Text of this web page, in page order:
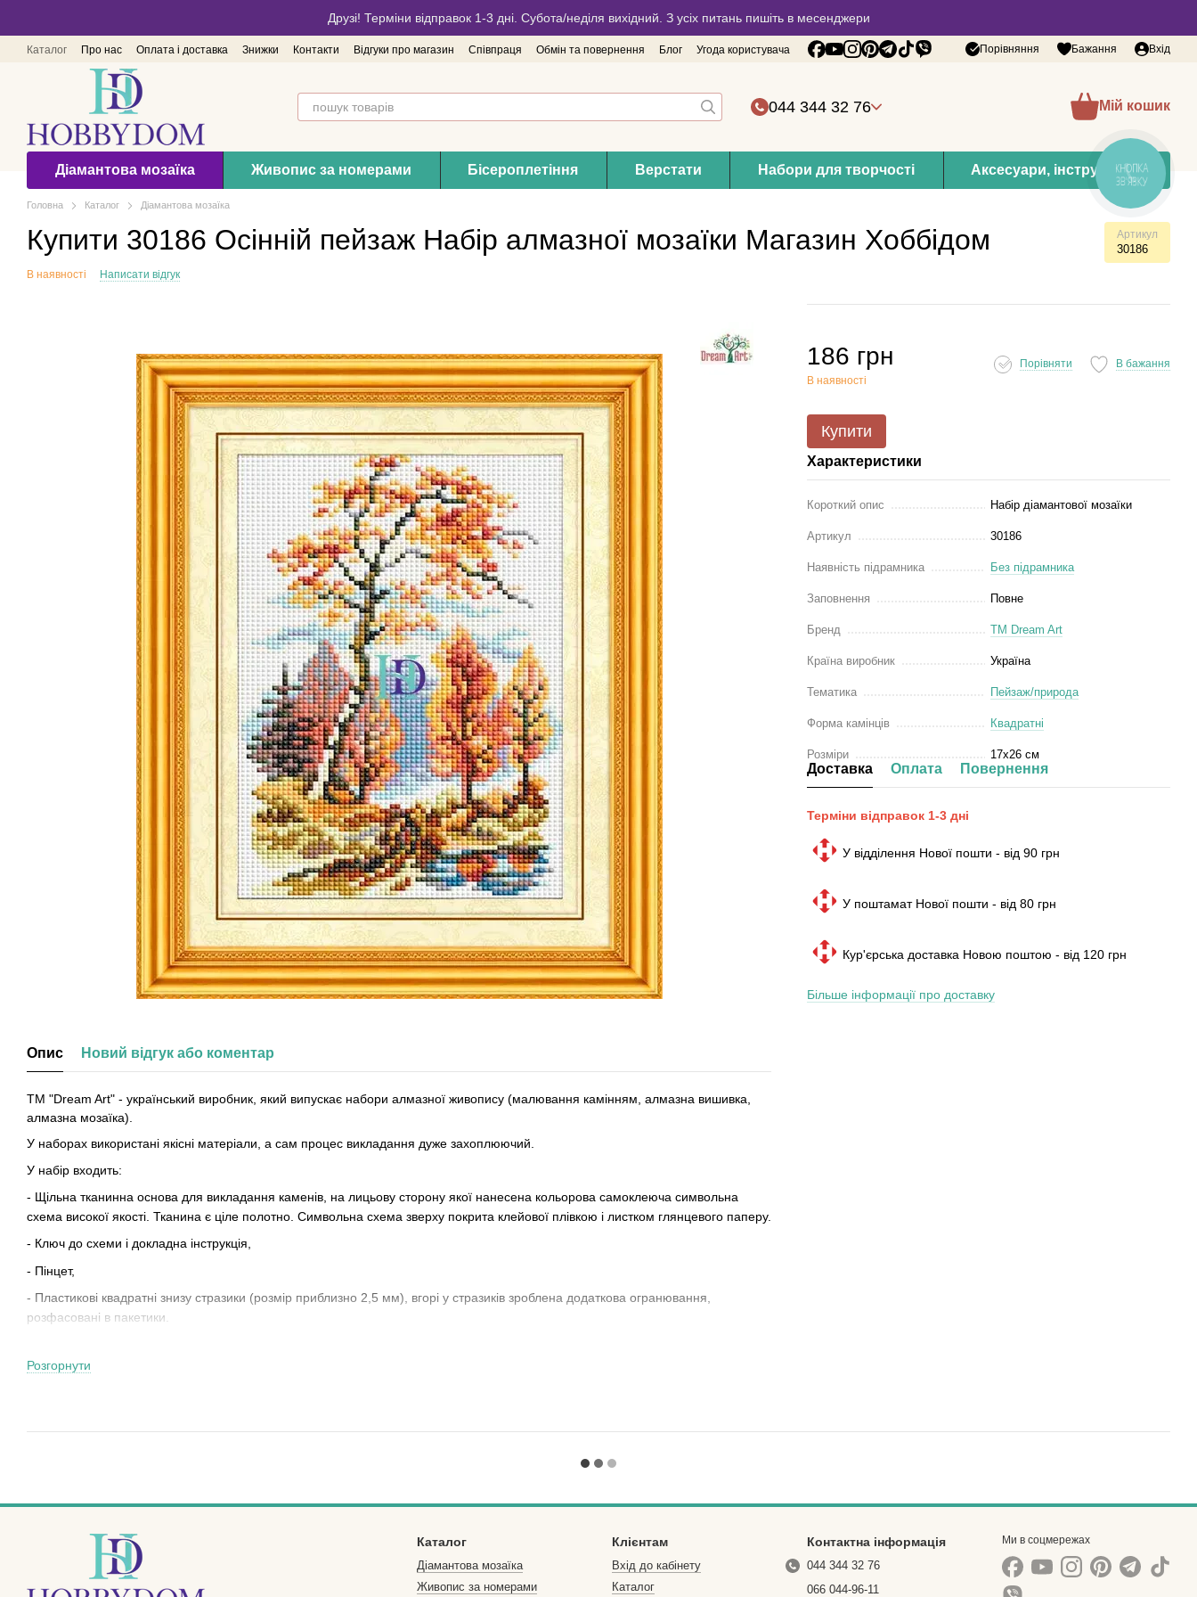
Друзі! Терміни відправок 1-3 дні. Субота/неділя вихідний. З усіх питань пишіть в месенджери
Каталог Про нас Оплата і доставка Знижки Контакти Відгуки про магазин Співпраця Обмін та повернення Блог Угода користувача Порівняння Бажання Вхід
044 344 32 76 Мій кошик
Діамантова мозаїка Живопис за номерами Бісероплетіння Верстати Набори для творчості Аксесуари, інструменти
Головна Каталог Діамантова мозаїка
Купити 30186 Осінній пейзаж Набір алмазної мозаїки Магазин Хоббідом Артикул
30186
В наявності Написати відгук
Опис Новий відгук або коментар
ТМ "Dream Art" - український виробник, який випускає набори алмазної живопису (малювання камінням, алмазна вишивка,
алмазна мозаїка).
У наборах використані якісні матеріали, а сам процес викладання дуже захоплюючий.
У набір входить:
- Щільна тканинна основа для викладання каменів, на лицьову сторону якої нанесена кольорова самоклеюча символьна
схема високої якості. Тканина є ціле полотно. Символьна схема зверху покрита клейової плівкою і листком глянцевого паперу.
- Ключ до схеми і докладна інструкція,
- Пінцет,
- Пластикові квадратні знизу стразики (розмір приблизно 2,5 мм), вгорі у стразиків зроблена додаткова огранювання,
розфасовані в пакетики.
Не вмієте вишивати нитками або бісером, а до малювання душа не лежить? Але Ви обожнюєте вироби ручної роботи, а душа
творчості! Адже можливість відволіктися від щоденних турбот - кращий подарунок в нашому метушливому світі!
Як же малювати камінням, запитаєте Ви? Це дуже просто!!! Код кольору і позначення в інструкції відповідають символу на
Беремо пінцет і починаємо заповнювати схему.
Розгорнути
186 грн
В наявності
Порівняти В бажання
Купити
Характеристики
Короткий опис Набір діамантової мозаїки
Артикул 30186
Наявність підрамника Без підрамника
Заповнення Повне
Бренд ТМ Dream Art
Країна виробник Україна
Тематика Пейзаж/природа
Форма камінців Квадратні
Розміри 17x26 см
Доставка Оплата Повернення
Терміни відправок 1-3 дні
У відділення Нової пошти - від 90 грн
У поштамат Нової пошти - від 80 грн
Кур'єрська доставка Новою поштою - від 120 грн
Більше інформації про доставку
Каталог
Діамантова мозаїка
Живопис за номерами
Клієнтам
Вхід до кабінету
Каталог
Контактна інформація
044 344 32 76
066 044-96-11
Ми в соцмережах
КНОПКА
ЗВ'ЯЗКУ